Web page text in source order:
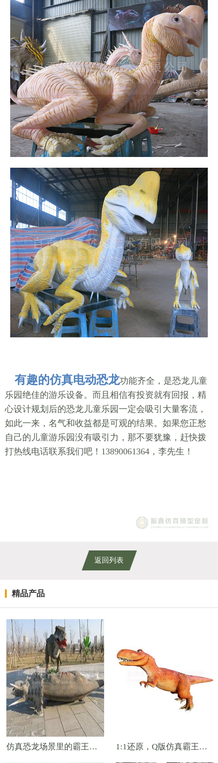
有趣的仿真电动恐龙功能齐全，是恐龙儿童
乐园绝佳的游乐设备。而且相信有投资就有回报，精
心设计规划后的恐龙儿童乐园一定会吸引大量客流，
如此一来，名气和收益都是可观的结果。如果您正愁
自己的儿童游乐园没有吸引力，那不要犹豫，赶快拨
打热线电话联系我们吧！13890061364，李先生！
返回列表
精品产品
仿真恐龙场景里的霸王龙捕食三角龙 1:1还原，Q版仿真霸王龙定制！